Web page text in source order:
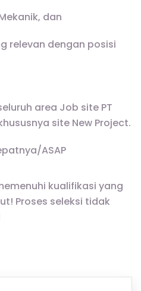
dan
relevan dengan posisi
area Job site PT
site New Project.
ASAP
kualifikasi yang
Proses seleksi tidak